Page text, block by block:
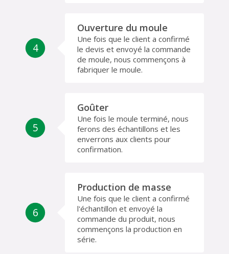
4
Ouverture du moule
Une fois que le client a confirmé
le devis et envoyé la commande
de moule, nous commençons à
fabriquer le moule.
5
Goûter
Une fois le moule terminé, nous
ferons des échantillons et les
enverrons aux clients pour
confirmation.
6
Production de masse
Une fois que le client a confirmé
l'échantillon et envoyé la
commande du produit, nous
commençons la production en
série.